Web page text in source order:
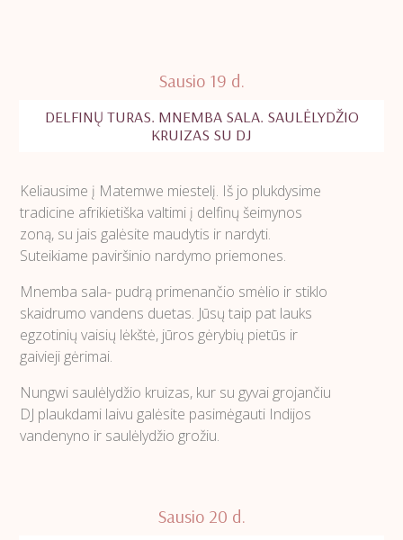
Sausio 19 d.
DELFINŲ TURAS. MNEMBA SALA. SAULĖLYDŽIO
KRUIZAS SU DJ
Keliausime į Matemwe miestelį. Iš jo plukdysime
tradicine afrikietiška valtimi į delfinų šeimynos
zoną, su jais galėsite maudytis ir nardyti.
Suteikiame paviršinio nardymo priemones.
Mnemba sala- pudrą primenančio smėlio ir stiklo
skaidrumo vandens duetas. Jūsų taip pat lauks
egzotinių vaisių lėkštė, jūros gėrybių pietūs ir
gaivieji gėrimai.
Nungwi saulėlydžio kruizas, kur su gyvai grojančiu
DJ plaukdami laivu galėsite pasimėgauti Indijos
vandenyno ir saulėlydžio grožiu.
Sausio 20 d.